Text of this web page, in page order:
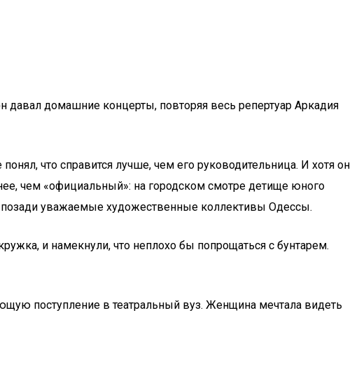
давал домашние концерты, повторяя весь репертуар Аркадия
что справится лучше, чем его руководительница. И хотя он
чем «официальный»: на городском смотре детище юного
позади уважаемые художественные коллективы Одессы.
и намекнули, что неплохо бы попрощаться с бунтарем.
поступление в театральный вуз. Женщина мечтала видеть